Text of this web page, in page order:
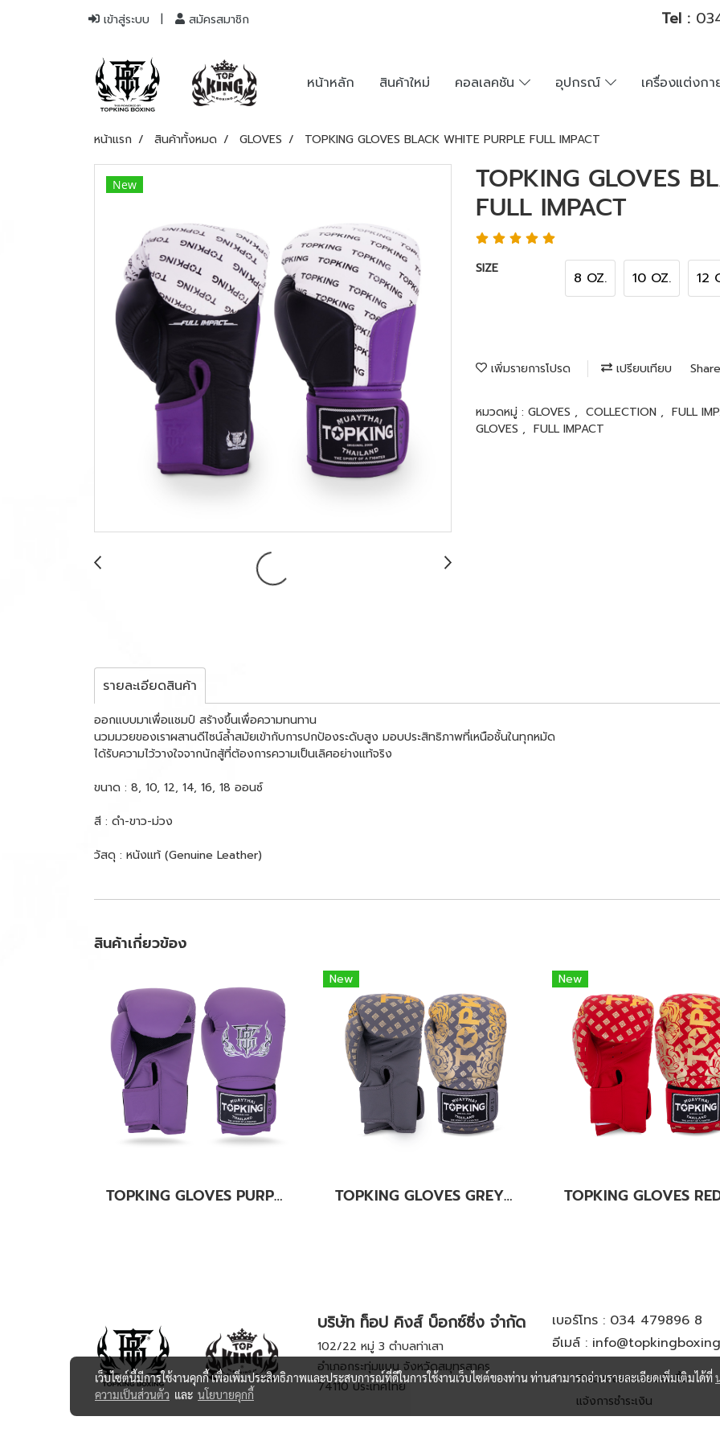
เข้าสู่ระบบ สมัครสมาชิก Tel :
หน้าหลัก สินค้าใหม่ คอลเลคชัน อุปกรณ์ เครื่องแต่งก
หน้าแรก สินค้าทั้งหมด GLOVES TOPKING GLOVES BLACK WHITE PURPLE FULL IMPACT
New TOPKING GLOVES
FULL IMPACT
SIZE
8 OZ. 10 OZ. 12
เพิ่มรายการโปรด เปรียบเทียบ Share
หมวดหมู่ : GLOVES , COLLECTION , FULL
GLOVES , FULL IMPACT
รายละเอียดสินค้า
ออกแบบมาเพื่อแชมป์ สร้างขึ้นเพื่อความทนทาน
นวมมวยของเราผสานดีไซน์ล้ำสมัยเข้ากับการปกป้องระดับสูง มอบประสิทธิภาพที่เหนือชั้นในทุกหมัด
ได้รับความไว้วางใจจากนักสู้ที่ต้องการความเป็นเลิศอย่างแท้จริง
ขนาด : 8, 10, 12, 14, 16, 18 ออนซ์
สี : ดำ-ขาว-ม่วง
วัสดุ : หนังแท้ (Genuine Leather)
สินค้าเกี่ยวข้อง
TOPKING GLOVES PURPLE SUPER AIR
New
TOPKING GLOVES GREY KANOK-02
New
บริษัท ท็อป คิงส์ บ็อกซ์ซิ่ง จำกัด
102/22 หมู่ 3 ตำบลท่าเสา
อำเภอกระทุ่มแบน จังหวัดสมุทรสาคร
74110 ประเทศไทย
เบอร์โทร : 034 479896 8
อีเมล์ :
ติดตามสถานะการสั่งซื้อ
แจ้งการชำระเงิน
เว็บไซต์นี้มีการใช้งานคุกกี้ เพื่อเพิ่มประสิทธิภาพและประสบการณ์ที่ดีในการใช้งานเว็บไซต์ของท่าน ท่านสามารถอ่านรายละเอียดเพิ่มเติมได้ที่
ความเป็นส่วนตัว และ นโยบายคุกกี้